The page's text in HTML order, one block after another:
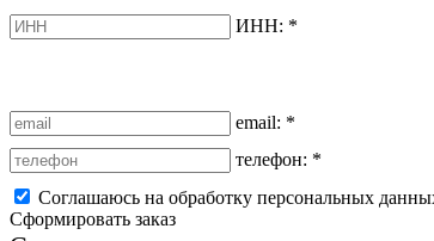
ИНН: *
email: *
телефон: *
Соглашаюсь на обработку персональных
Сформировать заказ